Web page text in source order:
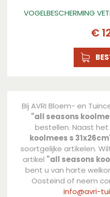
VOGELBESCHERMING
€
Bij AVRI Bloem- en
"all seasons
bestellen. Naast het
koolmees s
soortgelijke artikelen.
artikel "all seasons
bent u van harte
Oosteind of neem
info@avri-